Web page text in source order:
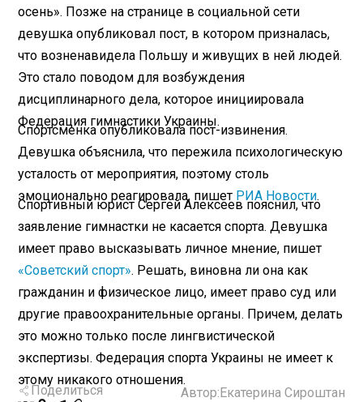
осень». Позже на странице в социальной сети
девушка опубликовал пост, в котором призналась,
что возненавидела Польшу и живущих в ней людей.
Это стало поводом для возбуждения
дисциплинарного дела, которое инициировала
Федерация гимнастики Украины.
Спортсменка опубликовала пост-извинения.
Девушка объяснила, что пережила психологическую
усталость от мероприятия, поэтому столь
эмоционально реагировала, пишет РИА Новости.
Спортивный юрист Сергей Алексеев пояснил, что
заявление гимнастки не касается спорта. Девушка
имеет право высказывать личное мнение, пишет
«Советский спорт». Решать, виновна ли она как
гражданин и физическое лицо, имеет право суд или
другие правоохранительные органы. Причем, делать
это можно только после лингвистической
экспертизы. Федерация спорта Украины не имеет к
этому никакого отношения.
Поделиться Автор: Екатерина Сироштан